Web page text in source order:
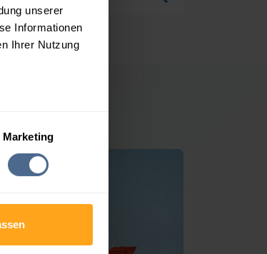
unserer
Informationen
Ihrer Nutzung
Marketing